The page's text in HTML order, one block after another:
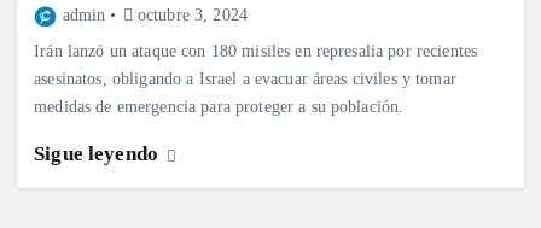
admin octubre 3, 2024
Irán lanzó un ataque con 180 misiles en represalia por recientes
asesinatos, obligando a Israel a evacuar áreas civiles y tomar
medidas de emergencia para proteger a su población.
Sigue leyendo